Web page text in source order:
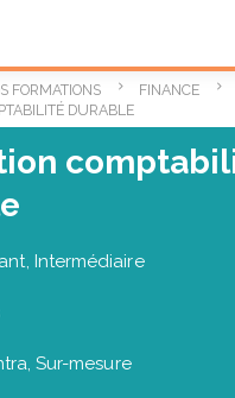
FORMATIONS
FINANCE
DURABLE
Intermédiaire
Sur-mesure